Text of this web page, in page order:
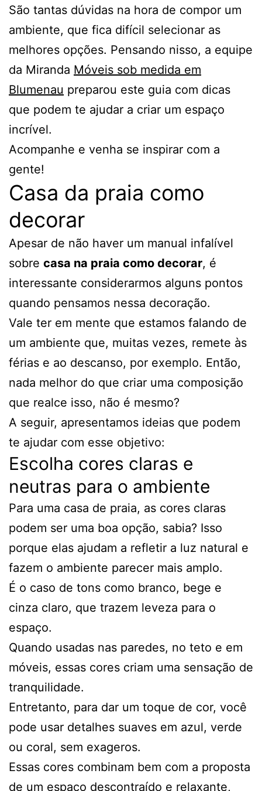
São tantas dúvidas na hora de compor um
ambiente, que fica difícil selecionar as
melhores opções. Pensando nisso, a equipe
da Miranda Móveis sob medida em
Blumenau preparou este guia com dicas
que podem te ajudar a criar um espaço
incrível.
Acompanhe e venha se inspirar com a
gente!
Casa da praia como
decorar
Apesar de não haver um manual infalível
sobre casa na praia como decorar, é
interessante considerarmos alguns pontos
quando pensamos nessa decoração.
Vale ter em mente que estamos falando de
um ambiente que, muitas vezes, remete às
férias e ao descanso, por exemplo. Então,
nada melhor do que criar uma composição
que realce isso, não é mesmo?
A seguir, apresentamos ideias que podem
te ajudar com esse objetivo:
Escolha cores claras e
neutras para o ambiente
Para uma casa de praia, as cores claras
podem ser uma boa opção, sabia? Isso
porque elas ajudam a refletir a luz natural e
fazem o ambiente parecer mais amplo.
É o caso de tons como branco, bege e
cinza claro, que trazem leveza para o
espaço.
Quando usadas nas paredes, no teto e em
móveis, essas cores criam uma sensação de
tranquilidade.
Entretanto, para dar um toque de cor, você
pode usar detalhes suaves em azul, verde
ou coral, sem exageros.
Essas cores combinam bem com a proposta
de um espaço descontraído e relaxante,